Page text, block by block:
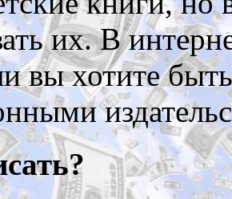
их. В
вы хотите